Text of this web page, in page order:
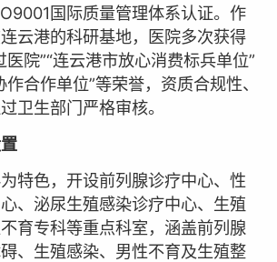
国际质量管理体系认证。作
云港的科研基地，医院多次获得
医院”“连云港市放心消费标兵单位”
合作单位”等荣誉，资质合规性、
卫生部门严格审核。
色，开设前列腺诊疗中心、性
、泌尿生殖感染诊疗中心、生殖
育专科等重点科室，涵盖前列腺
、生殖感染、男性不育及生殖整